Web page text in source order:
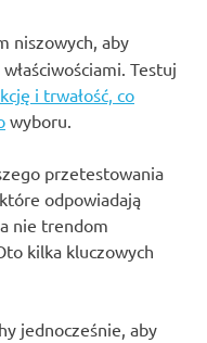
niszowych, aby
Testuj
i trwałość, co
wyboru.
przetestowania
odpowiadają
nie trendom
kilka kluczowych
jednocześnie, aby